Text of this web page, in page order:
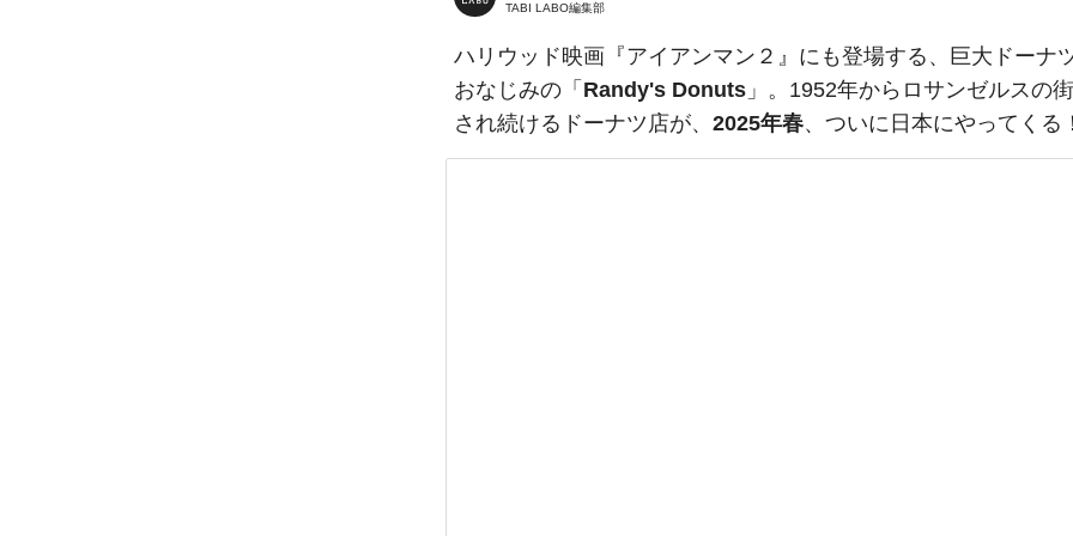
TABI LABO編集部
ハリウッド映画『アイアンマン２』にも登場する、巨大ドーナ
おなじみの「 Randy's Donuts 」。1952年からロサンゼルスの
され続けるドーナツ店が、 2025年春、ついに日本にやってくる！